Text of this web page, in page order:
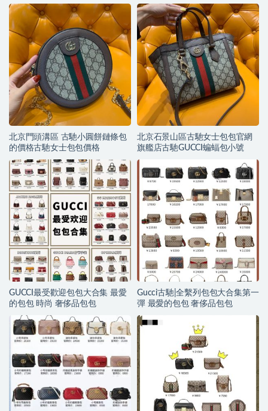
北京門頭溝區 古馳小圓餅鏈條包
的價格古馳女士包包價格
北京石景山區古馳女士包包官網
旗艦店古馳GUCCI蝙蝠包小號
GUCCI最受歡迎包包大合集 最愛
的包包 時尚 奢侈品包包
Gucci古馳|全繫列包包大合集第一
彈 最愛的包包 奢侈品包包